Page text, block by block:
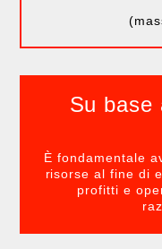
Su base
È fondamentale
risorse al fine di
profitti e